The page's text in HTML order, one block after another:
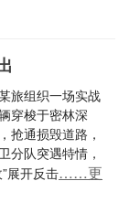
旅组织一场实战
穿梭于密林深
抢通损毁道路，
分队突遇特情，
展开反击……更